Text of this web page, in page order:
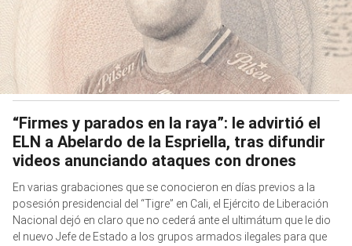
“Firmes y parados en la raya”: le advirtió el
ELN a Abelardo de la Espriella, tras difundir
videos anunciando ataques con drones
En varias grabaciones que se conocieron en días previos a la
posesión presidencial del “Tigre” en Cali, el Ejército de Liberación
Nacional dejó en claro que no cederá ante el ultimátum que le dio
el nuevo Jefe de Estado a los grupos armados ilegales para que